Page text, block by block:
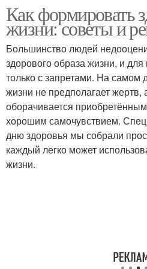
Правильный образ
Как формировать
жизни: советы и
Большинство людей
здорового образа жизни, и
только с запретами. На самом
жизни не предполагает
оборачивается
хорошим самочувствием.
дню здоровья мы собрали
каждый легко может
жизни.